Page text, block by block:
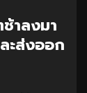
าลงมา
ะส่งออก